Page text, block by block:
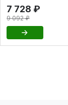
7 728 ₽
9 092 ₽